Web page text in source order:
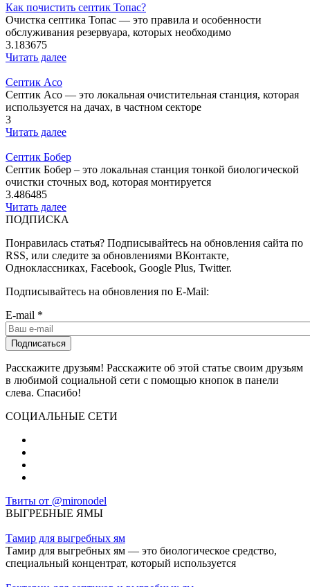
Как почистить септик Топас?
Очистка септика Топас — это правила и особенности
обслуживания резервуара, которых необходимо
3.183675
Читать далее
Септик Асо
Септик Асо — это локальная очистительная станция, которая
используется на дачах, в частном секторе
3
Читать далее
Септик Бобер
Септик Бобер – это локальная станция тонкой биологической
очистки сточных вод, которая монтируется
3.486485
Читать далее
ПОДПИСКА
Понравилась статья? Подписывайтесь на обновления сайта по
RSS, или следите за обновлениями ВКонтакте,
Одноклассниках, Facebook, Google Plus, Twitter.
Подписывайтесь на обновления по E-Mail:
E-mail *
Расскажите друзьям! Расскажите об этой статье своим друзьям
в любимой социальной сети с помощью кнопок в панели
слева. Спасибо!
СОЦИАЛЬНЫЕ СЕТИ
Твиты от @mironodel
ВЫГРЕБНЫЕ ЯМЫ
Тамир для выгребных ям
Тамир для выгребных ям — это биологическое средство,
специальный концентрат, который используется